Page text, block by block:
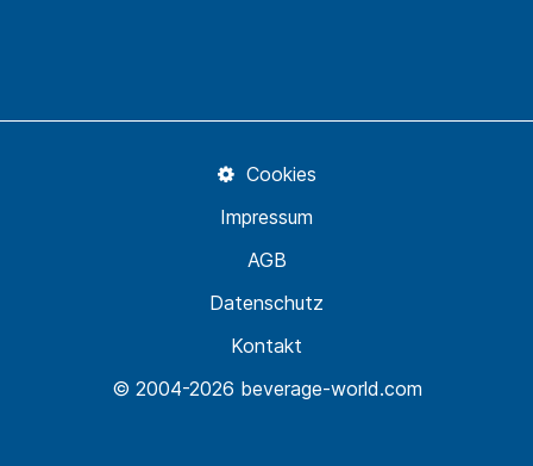
© 2004-2026 beverage-world.com
Kontakt
Datenschutz
AGB
Impressum
Cookies